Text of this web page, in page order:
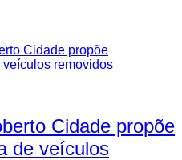
Cidade propõe
de veículos